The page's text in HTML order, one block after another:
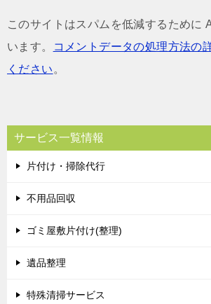
このサイトはスパムを低減するために
います。
コメントデータの処理方法の
ください 。
サービス一覧情報
片付け・掃除代行
不用品回収
ゴミ屋敷片付け(整理)
遺品整理
特殊清掃サービス